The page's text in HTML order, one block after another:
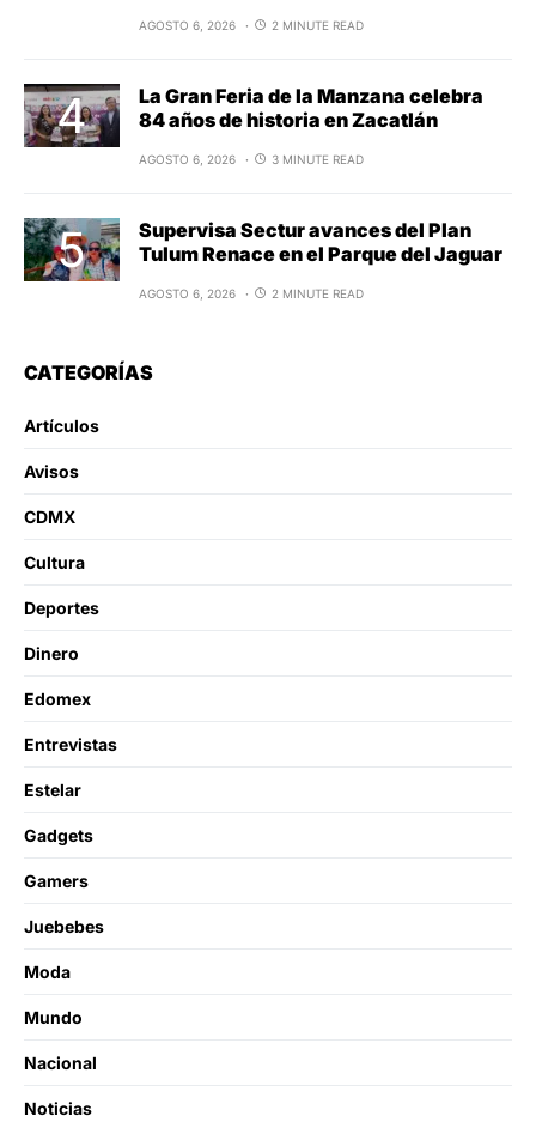
AGOSTO 6, 2026 2 MINUTE READ
La Gran Feria de la Manzana celebra
84 años de historia en Zacatlán
AGOSTO 6, 2026 3 MINUTE READ
Supervisa Sectur avances del Plan
Tulum Renace en el Parque del Jaguar
AGOSTO 6, 2026 2 MINUTE READ
CATEGORÍAS
Artículos
Avisos
CDMX
Cultura
Deportes
Dinero
Edomex
Entrevistas
Estelar
Gadgets
Gamers
Juebebes
Moda
Mundo
Nacional
Noticias